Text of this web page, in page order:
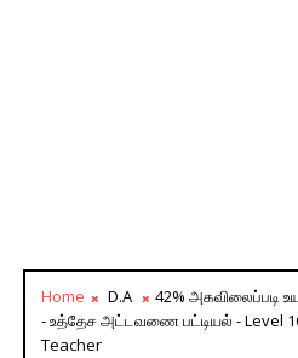
Home D.A
42% அகவிலைப்படி
- உத்தேச அட்டவணை பட்டியல் - Level
Teacher